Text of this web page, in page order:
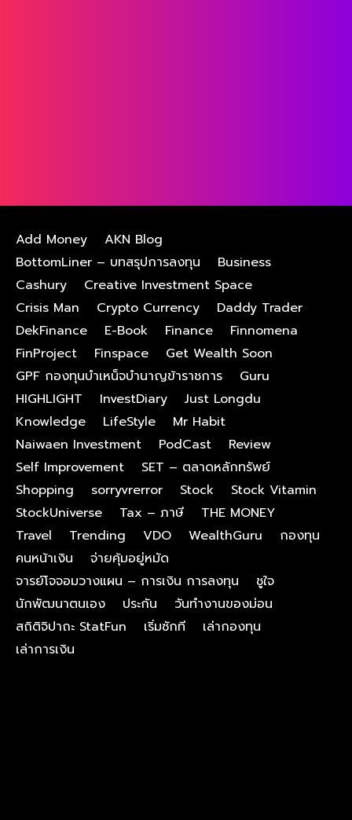
Add Money
AKN Blog
BottomLiner – บทสรุปการลงทุน
Business
Cashury
Creative Investment Space
Crisis Man
Crypto Currency
Daddy Trader
DekFinance
E-Book Finance
Finnomena
FinProject
Finspace
Get Wealth Soon
GPF กองทุนบําเหน็จบํานาญข้าราชการ
Guru
HIGHLIGHT
InvestDiary
Just Longdu
Knowledge
LifeStyle
Mr Habit
Naiwaen Investment
PodCast
Review
Self Improvement
SET – ตลาดหลักทรัพย์
Shopping
sorryvrerror Stock
Stock Vitamin
StockUniverse
Tax – ภาษี
THE MONEY
Travel
Trending VDO WealthGuru
กองทุน
คนหน้าเงิน
จ่ายคุ้มอยู่หมัด
จารย์โจจอมวางแผน – การเงิน การลงทุน
ชูใจ
นักพัฒนาตนเอง
ประกัน
วันทำงานของม่อน
สถิติจิปาถะ StatFun
เริ่มซักที
เล่ากองทุน
เล่าการเงิน